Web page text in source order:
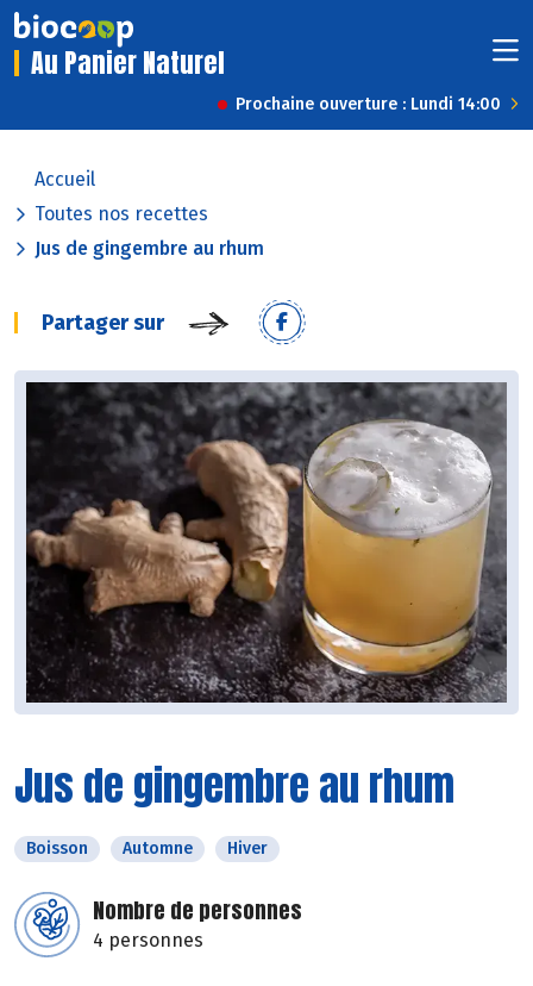
Au Panier Naturel
Prochaine ouverture : Lundi 14:00
Accueil
Toutes nos recettes
Jus de gingembre au rhum
Partager sur
Jus de gingembre au rhum
Boisson Automne Hiver
Nombre de personnes
4 personnes